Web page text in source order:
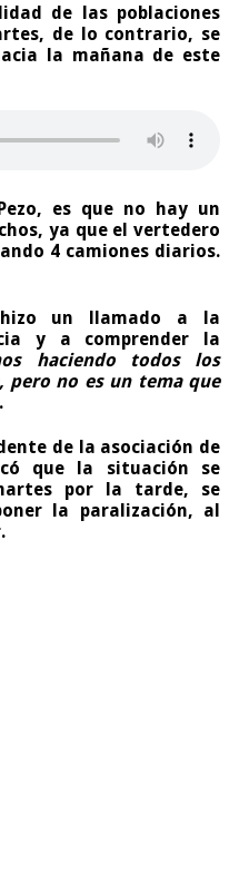
de las poblaciones
de lo contrario, se
la mañana de este
es que no hay un
ya que el vertedero
4 camiones diarios.
hizo un llamado a la
y a comprender la
haciendo todos los
pero no es un tema que
de la asociación de
que la situación se
por la tarde, se
la paralización, al